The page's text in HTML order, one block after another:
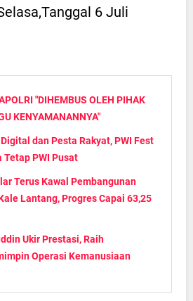
6 Juli
"DIHEMBUS OLEH PIHAK
KENYAMANANNYA"
dan Pesta Rakyat, PWI Fest
Tetap PWI Pusat
Terus Kawal Pembangunan
Lantang, Progres Capai 63,25
Ukir Prestasi, Raih
Operasi Kemanusiaan